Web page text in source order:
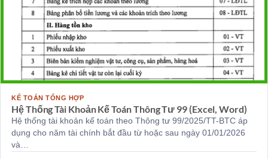
KẾ TOÁN TỔNG HỢP
Hệ Thống Tài Khoản Kế Toán Thông Tư 99 (Excel, Word)
Hệ thống tài khoản kế toán theo Thông tư 99/2025/TT-BTC áp
dụng cho năm tài chính bắt đầu từ hoặc sau ngày 01/01/2026
và…